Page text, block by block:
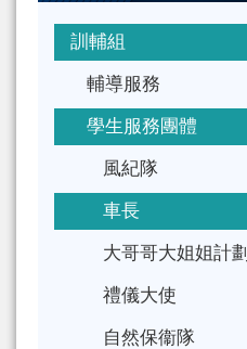
訓輔組
輔導服務
學生服務團體
風紀隊
車長
大哥哥大姐姐計劃
禮儀大使
自然保衞隊